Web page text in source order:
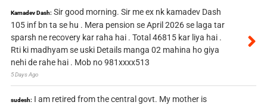
Kamadev Dash: Sir good morning. Sir me ex nk kamadev Dash
105 inf bn ta se hu . Mera pension se April 2026 se laga tar
sparsh ne recovery kar raha hai . Total 46815 kar liya hai .
Rti ki madhyam se uski Details manga 02 mahina ho giya
nehi de rahe hai . Mob no 981xxxx513
5 Days Ago
sudesh: I am retired from the central govt. My mother is